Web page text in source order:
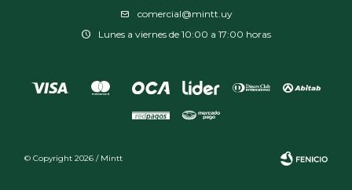
comercial@mintt.uy
Lunes a viernes de 10:00 a 17:00 horas
© Copyright 2026 / Mintt